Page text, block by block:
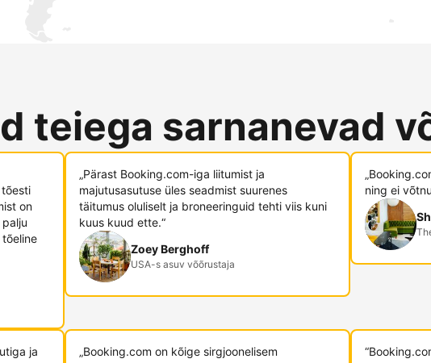
teiega sarnanevad
tõesti
on
tõeline
„Pärast Booking.com-iga liitumist ja
majutusasutuse üles seadmist suurenes
täitumus oluliselt ja broneeringuid tehti viis kuni
kuus kuud ette.“
Zoey Berghoff
USA-s asuv võõrustaja
ning ei
ja
„Booking.com on kõige sirgjoonelisem